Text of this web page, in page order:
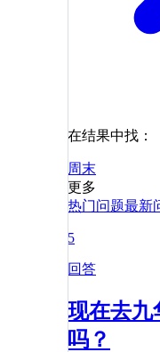
在结果中找：
周末
更多
热门问题最新
5
回答
现在去九
吗？